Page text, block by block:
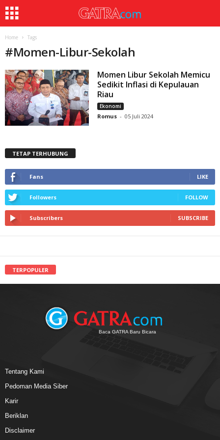
Home Tags
#Momen-Libur-Sekolah
Momen Libur Sekolah Memicu
Sedikit Inflasi di Kepulauan
Riau
Ekonomi
Romus - 05 Juli 2024
TETAP TERHUBUNG
Fans LIKE
Followers FOLLOW
Subscribers SUBSCRIBE
TERPOPULER
Baca GATRA Baru Bicara
Tentang Kami
Pedoman Media Siber
Karir
Beriklan
Disclaimer